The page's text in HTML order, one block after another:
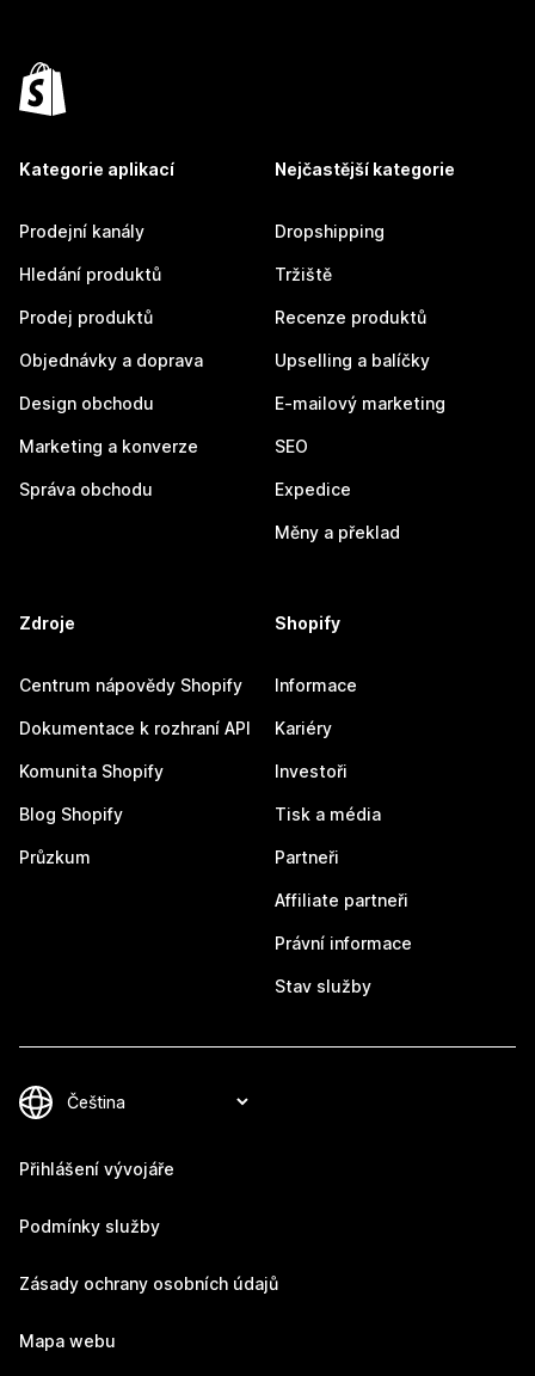
Kategorie aplikací
Prodejní kanály
Hledání produktů
Prodej produktů
Objednávky a doprava
Design obchodu
Marketing a konverze
Správa obchodu
Nejčastější kategorie
Dropshipping
Tržiště
Recenze produktů
Upselling a balíčky
E-mailový marketing
SEO
Expedice
Měny a překlad
Zdroje
Centrum nápovědy Shopify
Dokumentace k rozhraní API
Komunita Shopify
Blog Shopify
Průzkum
Shopify
Informace
Kariéry
Investoři
Tisk a média
Partneři
Affiliate partneři
Právní informace
Stav služby
Přihlášení vývojáře
Podmínky služby
Zásady ochrany osobních údajů
Mapa webu